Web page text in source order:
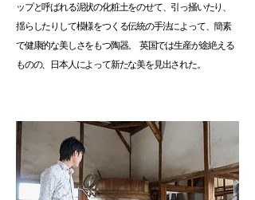
ップと呼ばれる泥状の化粧土をのせて、引っ掻いたり、
揺らしたりして模様をつくる伝統の手法によって、簡素
で健康的な美しさをもつ陶器。 英国では生産が途絶える
ものの、日本人によって新たな美を見出された。